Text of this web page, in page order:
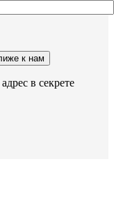
в секрете